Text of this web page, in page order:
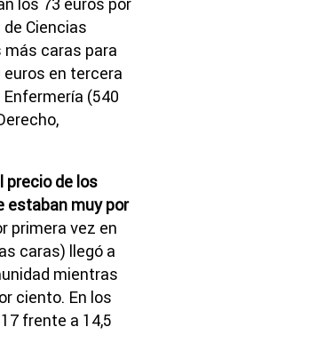
Ciencias
caras para
en tercera
(540
precio de los
estaban muy por
primera vez en
caras) llegó a
mientras
ciento. En los
frente a 14,5